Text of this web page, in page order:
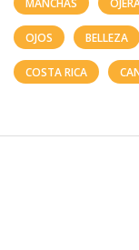
MANCHAS
OJOS BELLEZA
COSTA RICA